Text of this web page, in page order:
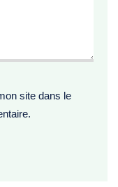
site dans le